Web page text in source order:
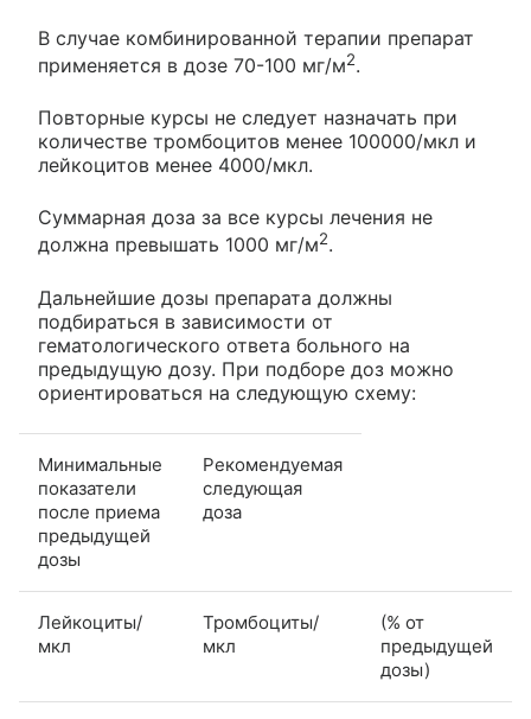
В случае комбинированной терапии препарат
применяется в дозе 70-100 мг/м2.
Повторные курсы не следует назначать при
количестве тромбоцитов менее 100000/мкл и
лейкоцитов менее 4000/мкл.
Суммарная доза за все курсы лечения не
должна превышать 1000 мг/м2.
Дальнейшие дозы препарата должны
подбираться в зависимости от
гематологического ответа больного на
предыдущую дозу. При подборе доз можно
ориентироваться на следующую схему:
Минимальные
показатели
после приема
предыдущей
дозы
Рекомендуемая
следующая
доза
Лейкоциты/
мкл
Тромбоциты/
мкл
(% от
предыдущей
дозы)